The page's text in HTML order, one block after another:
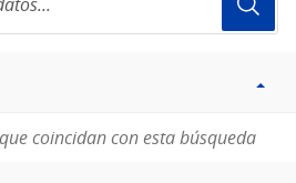
coincidan con esta búsqueda